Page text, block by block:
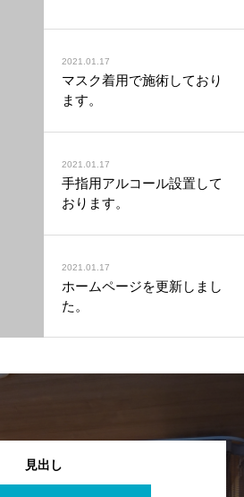
2021.01.17
マスク着用で施術しており
ます。
2021.01.17
手指用アルコール設置して
おります。
2021.01.17
ホームページを更新しまし
た。
見出し